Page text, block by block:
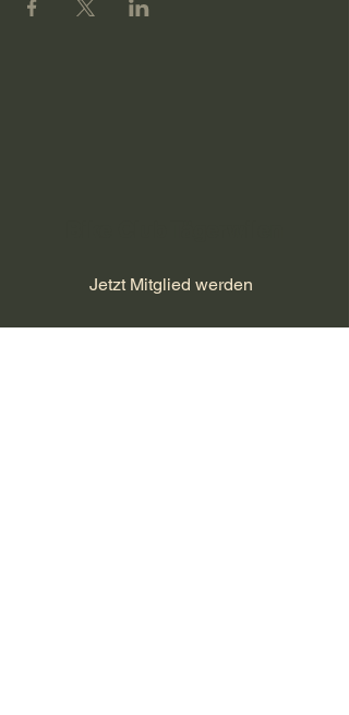
Jetzt Mitglied werden